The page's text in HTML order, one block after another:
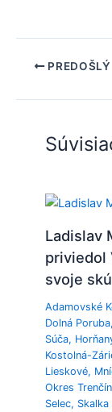
PREDOŠLÝ
Ladislav
priviedol
svoje
Adamovské
Dolná Poruba,
Súča,
Kostolná-
Lieskové,
Okres Trenčín
Selec,